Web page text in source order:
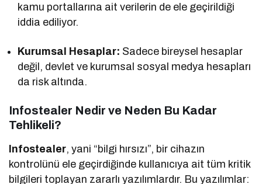
kamu portallarına ait verilerin de ele geçirildiği
iddia ediliyor.
Kurumsal Hesaplar: Sadece bireysel hesaplar
değil, devlet ve kurumsal sosyal medya hesapları
da risk altında.
Infostealer Nedir ve Neden Bu Kadar
Tehlikeli?
Infostealer, yani “bilgi hırsızı”, bir cihazın
kontrolünü ele geçirdiğinde kullanıcıya ait tüm kritik
bilgileri toplayan zararlı yazılımlardır. Bu yazılımlar: